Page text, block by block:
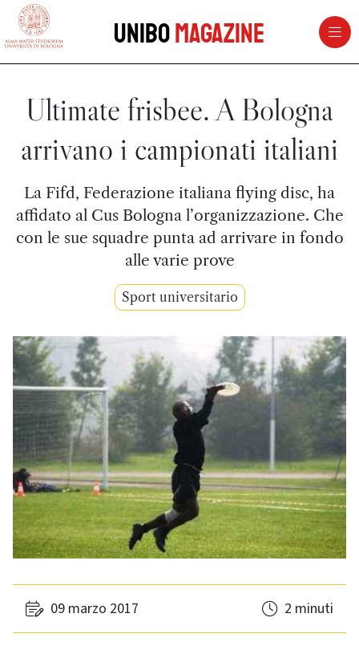
vai al contenuto della pagina
UniboMagazine
Ultimate frisbee. A Bologna
arrivano i campionati italiani
La Fifd, Federazione italiana flying disc, ha
affidato al Cus Bologna l’organizzazione. Che
con le sue squadre punta ad arrivare in fondo
alle varie prove
Sport universitario
09 marzo 2017 2 minuti